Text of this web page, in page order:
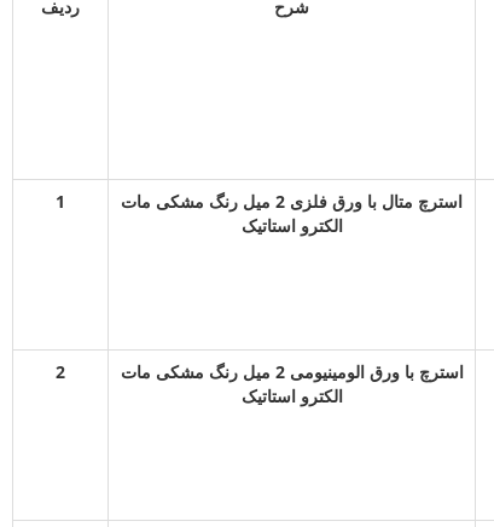
شرح ردیف
استرچ متال با ورق فلزی 2 میل رنگ مشکی مات
الکترو استاتیک
1
استرچ با ورق الومینیومی 2 میل رنگ مشکی مات
الکترو استاتیک
2